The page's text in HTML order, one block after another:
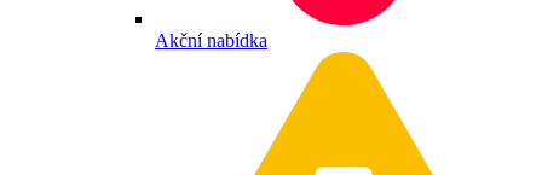
Akční nabídka